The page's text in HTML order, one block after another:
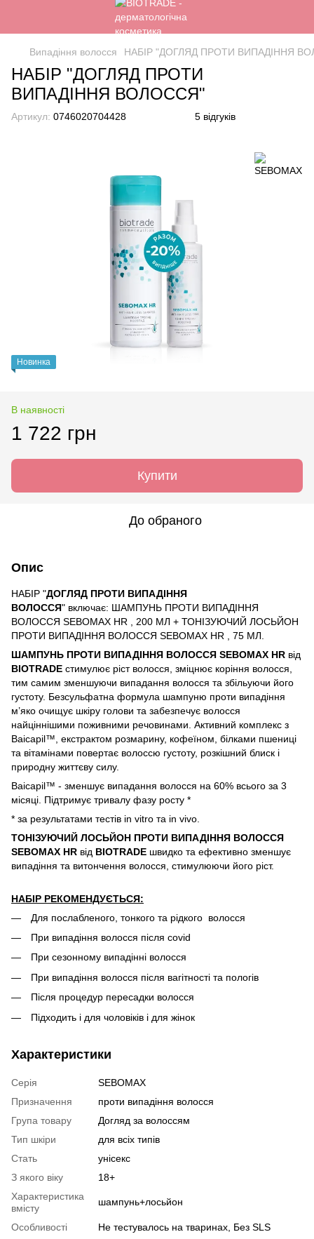
Випадіння волосся НАБІР "ДОГЛЯД ПРОТИ ВИПАДІННЯ
НАБІР "ДОГЛЯД ПРОТИ
ВИПАДІННЯ ВОЛОССЯ"
Артикул: 0746020704428 5 відгуків
Новинка
В наявності
1 722 грн
Купити
До обраного
Опис
НАБІР "ДОГЛЯД ПРОТИ ВИПАДІННЯ
ВОЛОССЯ" включає: ШАМПУНЬ ПРОТИ ВИПАДІННЯ
ВОЛОССЯ SEBOMAX HR , 200 МЛ + ТОНІЗУЮЧИЙ ЛОСЬЙОН
ПРОТИ ВИПАДІННЯ ВОЛОССЯ SEBOMAX HR , 75 МЛ.
ШАМПУНЬ ПРОТИ ВИПАДІННЯ ВОЛОССЯ SEBOMAX HR від
BIOTRADE стимулює ріст волосся, зміцнює коріння волосся,
тим самим зменшуючи випадання волосся та збільуючи його
густоту. Безсульфатна формула шампуню проти випадіння
м’яко очищує шкіру голови та забезпечує волосся
найціннішими поживними речовинами. Активний комплекс з
Baicapil™, екстрактом розмарину, кофеїном, білками пшениці
та вітамінами повертає волоссю густоту, розкішний блиск і
природну життєву силу.
Baicapil™ - зменшує випадання волосся на 60% всього за 3
місяці. Підтримує тривалу фазу росту *
* за результатами тестів in vitro та in vivo.
ТОНІЗУЮЧИЙ ЛОСЬЙОН ПРОТИ ВИПАДІННЯ ВОЛОССЯ
SEBOMAX HR від BIOTRADE швидко та ефективно зменшує
випадіння та витончення волосся, стимулюючи його ріст.
НАБІР РЕКОМЕНДУЄТЬСЯ:
Для послабленого, тонкого та рідкого волосся
При випадіння волосся після covid
При сезонному випадінні волосся
При випадіння волосся після вагітності та пологів
Після процедур пересадки волосся
Підходить і для чоловіків і для жінок
Характеристики
Серія
SEBOMAX
Призначення
проти випадіння волосся
Група товару
Догляд за волоссям
Тип шкіри
для всіх типів
Стать
унісекс
З якого віку
18+
Характеристика
вмісту
шампунь+лосьйон
Особливості
Не тестувалось на тваринах, Без SLS